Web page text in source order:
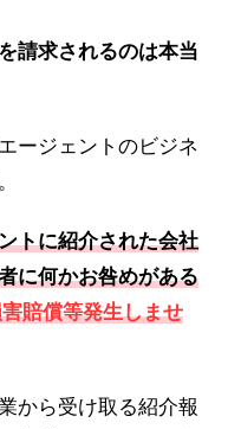
請求されるのは本当
ージェントのビジネ
トに紹介された会社
に何かお咎めがある
賠償等発生しませ
から受け取る紹介報